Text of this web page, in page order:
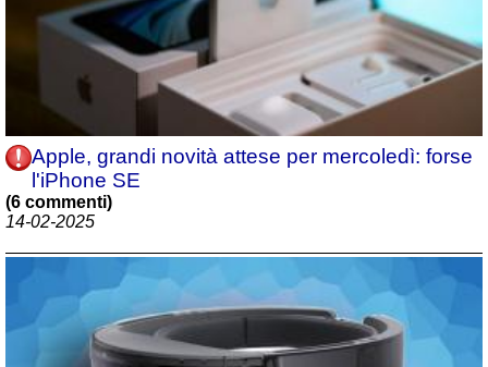
Apple, grandi novità attese per mercoledì: forse
l'iPhone SE
(6 commenti)
14-02-2025